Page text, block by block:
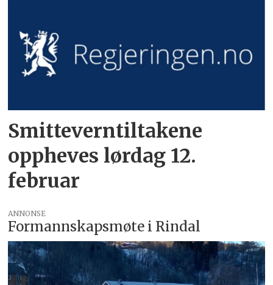
Smitteverntiltakene
oppheves lørdag 12.
februar
ANNONSE
Formannskapsmøte i Rindal